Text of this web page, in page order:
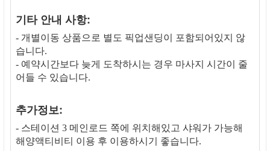
기타 안내 사항:
- 개별이동 상품으로 별도 픽업샌딩이 포함되어있지 않
습니다.
- 예약시간보다 늦게 도착하시는 경우 마사지 시간이 줄
어들 수 있습니다.
추가정보:
- 스테이션 3 메인로드 쪽에 위치해있고 샤워가 가능해
해양액티비티 이용 후 이용하시기 좋습니다.